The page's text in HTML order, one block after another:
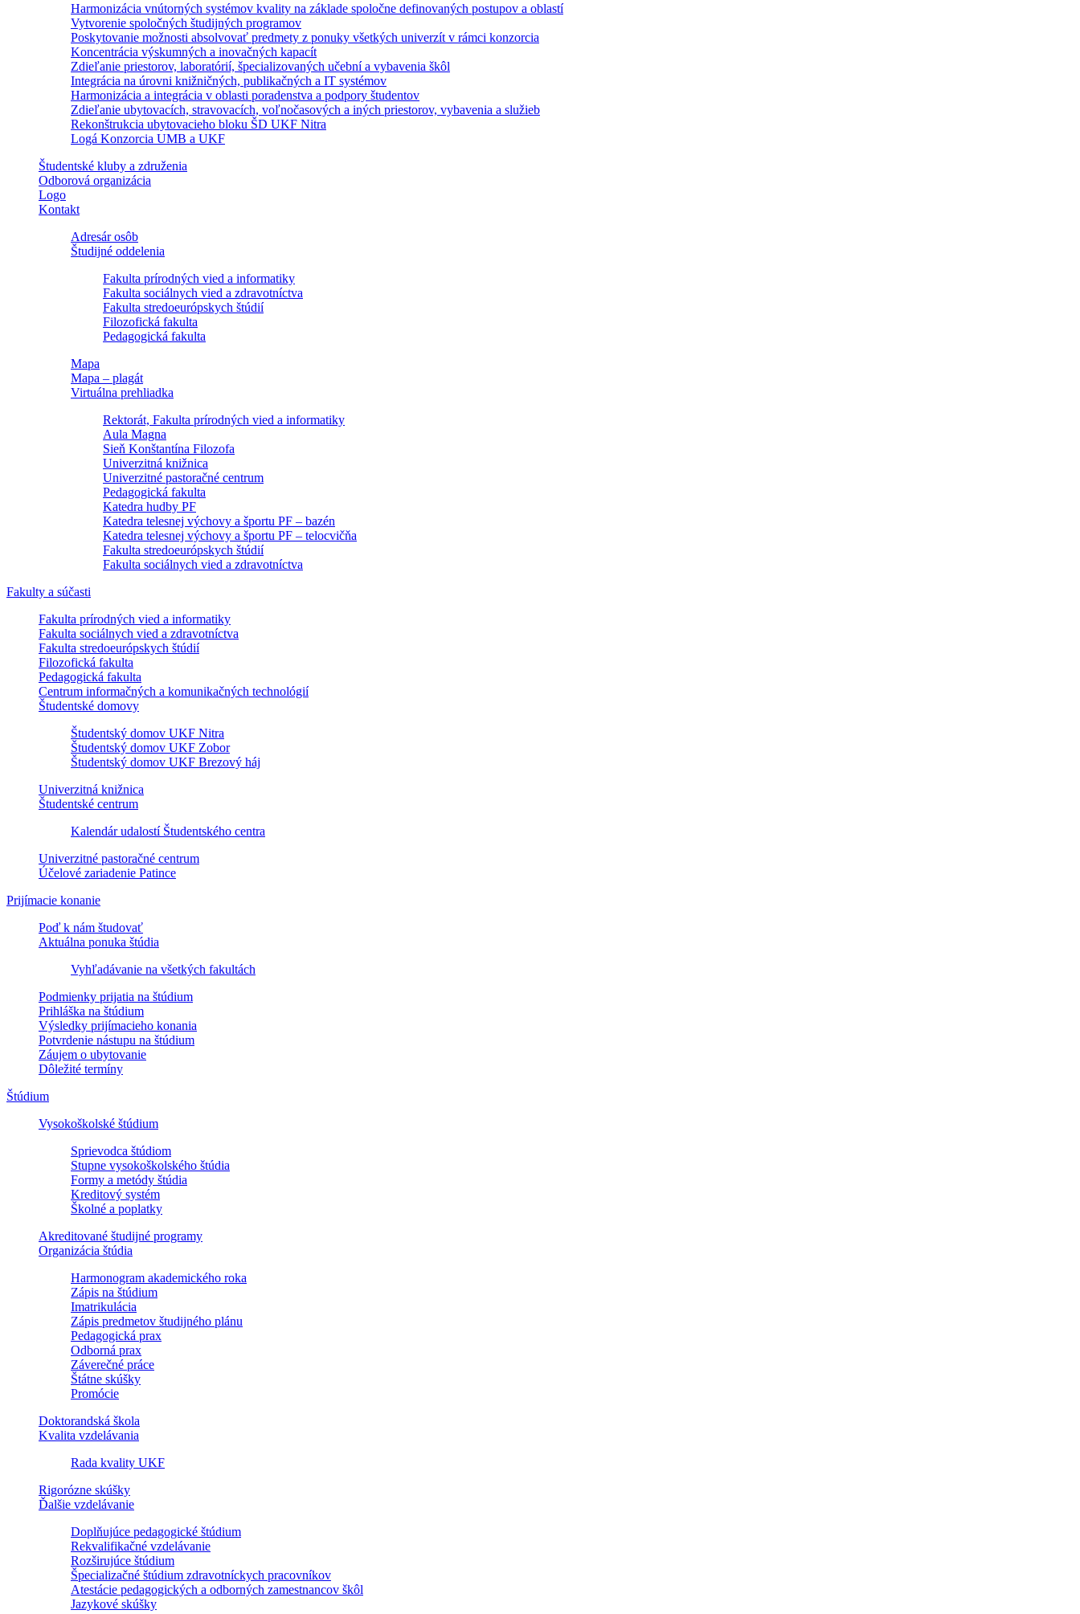
Harmonizácia vnútorných systémov kvality na základe spoločne definovaných postupov a oblastí
Vytvorenie spoločných študijných programov
Poskytovanie možnosti absolvovať predmety z ponuky všetkých univerzít v rámci konzorcia
Koncentrácia výskumných a inovačných kapacít
Zdieľanie priestorov, laboratórií, špecializovaných učební a vybavenia škôl
Integrácia na úrovni knižničných, publikačných a IT systémov
Harmonizácia a integrácia v oblasti poradenstva a podpory študentov
Zdieľanie ubytovacích, stravovacích, voľnočasových a iných priestorov, vybavenia a služieb
Rekonštrukcia ubytovacieho bloku ŠD UKF Nitra
Logá Konzorcia UMB a UKF
Študentské kluby a združenia
Odborová organizácia
Logo
Kontakt
Adresár osôb
Študijné oddelenia
Fakulta prírodných vied a informatiky
Fakulta sociálnych vied a zdravotníctva
Fakulta stredoeurópskych štúdií
Filozofická fakulta
Pedagogická fakulta
Mapa
Mapa – plagát
Virtuálna prehliadka
Rektorát, Fakulta prírodných vied a informatiky
Aula Magna
Sieň Konštantína Filozofa
Univerzitná knižnica
Univerzitné pastoračné centrum
Pedagogická fakulta
Katedra hudby PF
Katedra telesnej výchovy a športu PF – bazén
Katedra telesnej výchovy a športu PF – telocvičňa
Fakulta stredoeurópskych štúdií
Fakulta sociálnych vied a zdravotníctva
Fakulty a súčasti
Fakulta prírodných vied a informatiky
Fakulta sociálnych vied a zdravotníctva
Fakulta stredoeurópskych štúdií
Filozofická fakulta
Pedagogická fakulta
Centrum informačných a komunikačných technológií
Študentské domovy
Študentský domov UKF Nitra
Študentský domov UKF Zobor
Študentský domov UKF Brezový háj
Univerzitná knižnica
Študentské centrum
Kalendár udalostí Študentského centra
Univerzitné pastoračné centrum
Účelové zariadenie Patince
Prijímacie konanie
Poď k nám študovať
Aktuálna ponuka štúdia
Vyhľadávanie na všetkých fakultách
Podmienky prijatia na štúdium
Prihláška na štúdium
Výsledky prijímacieho konania
Potvrdenie nástupu na štúdium
Záujem o ubytovanie
Dôležité termíny
Štúdium
Vysokoškolské štúdium
Sprievodca štúdiom
Stupne vysokoškolského štúdia
Formy a metódy štúdia
Kreditový systém
Školné a poplatky
Akreditované študijné programy
Organizácia štúdia
Harmonogram akademického roka
Zápis na štúdium
Imatrikulácia
Zápis predmetov študijného plánu
Pedagogická prax
Odborná prax
Záverečné práce
Štátne skúšky
Promócie
Doktorandská škola
Kvalita vzdelávania
Rada kvality UKF
Rigorózne skúšky
Ďalšie vzdelávanie
Doplňujúce pedagogické štúdium
Rekvalifikačné vzdelávanie
Rozširujúce štúdium
Špecializačné štúdium zdravotníckych pracovníkov
Atestácie pedagogických a odborných zamestnancov škôl
Jazykové skúšky